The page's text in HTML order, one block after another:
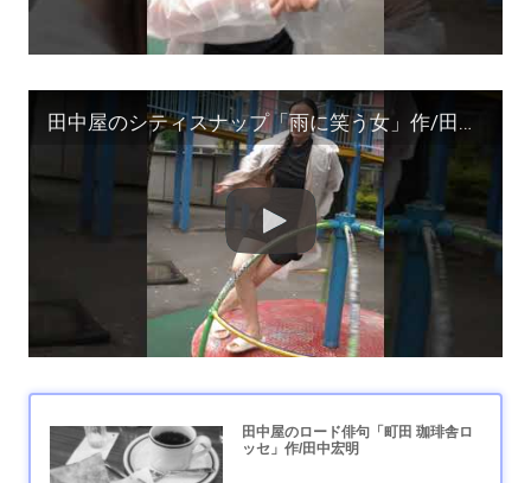
田中屋のシティスナップ「雨に笑う女」作/田中宏明 #shorts #モデル募集
田中屋のロード俳句「町田 珈琲舎ロ
ッセ」作/田中宏明